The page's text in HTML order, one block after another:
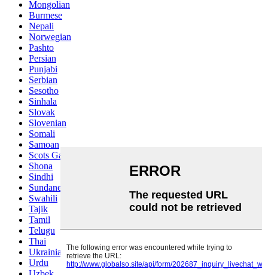
Mongolian
Burmese
Nepali
Norwegian
Pashto
Persian
Punjabi
Serbian
Sesotho
Sinhala
Slovak
Slovenian
Somali
Samoan
Scots Gaelic
Shona
Sindhi
Sundanese
Swahili
Tajik
Tamil
Telugu
Thai
Ukrainian
Urdu